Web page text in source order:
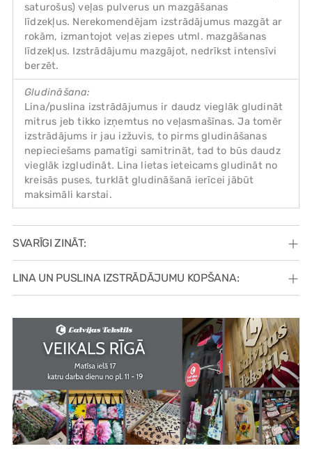
saturošus) veļas pulverus un mazgāšanas
līdzekļus. Nerekomendējam izstrādājumus mazgāt ar
rokām, izmantojot veļas ziepes utml. mazgāšanas
līdzekļus. Izstrādājumu mazgājot, nedrīkst intensīvi
berzēt.
Gludināšana:
Lina/puslina izstrādājumus ir daudz vieglāk gludināt
mitrus jeb tikko izņemtus no veļasmašīnas. Ja tomēr
izstrādājums ir jau izžuvis, to pirms gludināšanas
nepieciešams pamatīgi samitrināt, tad to būs daudz
vieglāk izgludināt. Lina lietas ieteicams gludināt no
kreisās puses, turklāt gludināšanā ierīcei jābūt
maksimāli karstai.
SVARĪGI ZINĀT:
LINA UN PUSLINA IZSTRĀDĀJUMU KOPŠANA: